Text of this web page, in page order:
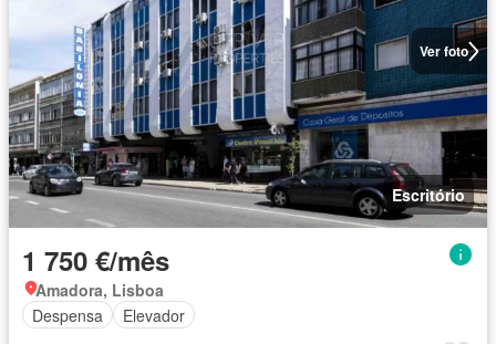
Ver foto
Escritório
1 750 €/mês
Amadora, Lisboa
Despensa
Elevador